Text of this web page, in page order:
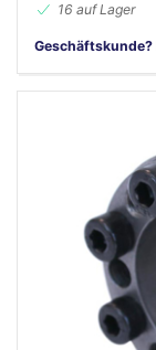
16 auf Lager
Geschäftskunde?